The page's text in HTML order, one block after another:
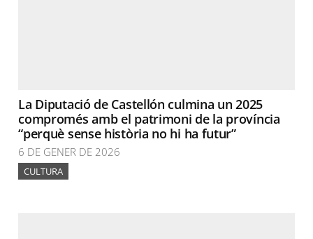
La Diputació de Castellón culmina un 2025
compromés amb el patrimoni de la província
“perquè sense història no hi ha futur”
6 DE GENER DE 2026
CULTURA